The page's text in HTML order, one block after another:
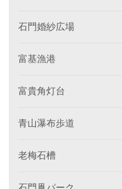
石門婚紗広場
富基漁港
富貴角灯台
青山瀑布歩道
老梅石槽